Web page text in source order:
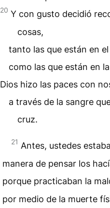
20 Y con gusto decidió
cosas,
tanto las que están en
como las que están en
Dios hizo las paces con
a través de la sangre
cruz.
21 Antes, ustedes
manera de pensar los
porque practicaban la
por medio de la muerte